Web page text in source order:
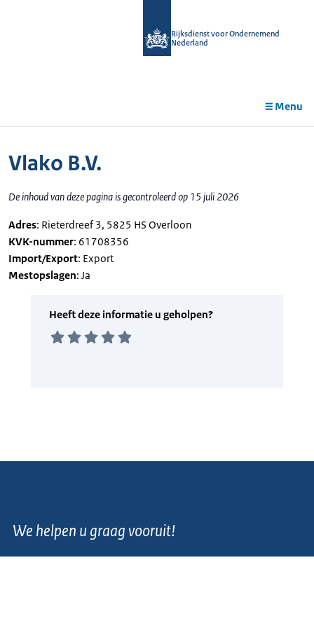
Rijksdienst voor Ondernemend
Nederland
Menu
Vlako B.V.
De inhoud van deze pagina is gecontroleerd op 15 juli 2026
Adres: Rieterdreef 3, 5825 HS Overloon
KVK-nummer: 61708356
Import/Export: Export
Mestopslagen: Ja
We helpen u graag vooruit!